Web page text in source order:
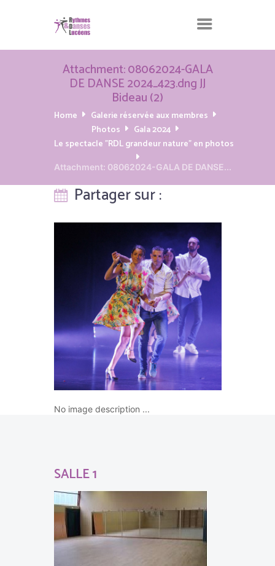
Attachment: 08062024-GALA
DE DANSE 2024_423.dng JJ
Bideau (2)
Home
Galerie réservée aux membres
Photos
Gala 2024
Le spectacle "RDL grandeur nature" en photos
Attachment: 08062024-GALA DE DANSE...
Partager sur :
No image description ...
SALLE 1